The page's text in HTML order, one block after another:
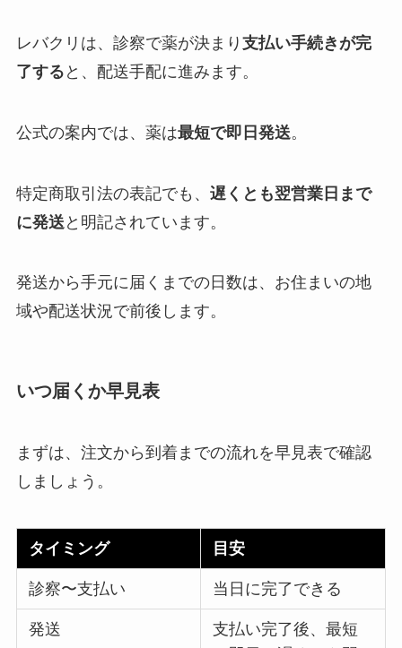
レバクリは、診察で薬が決まり 支払い手続きが完
了する と、配送手配に進みます。
公式の案内では、薬は最短で即日発送。
特定商取引法の表記でも、 遅くとも翌営業日まで
に発送 と明記されています。
発送から手元に届くまでの日数は、お住まいの地
域や配送状況で前後します。
いつ届くか早見表
まずは、注文から到着までの流れを早見表で確認
しましょう。
タイミング 目安
診察〜支払い 当日に完了できる
発送
支払い完了後、最短